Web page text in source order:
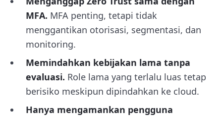
MFA. MFA penting, tetapi tidak
menggantikan otorisasi, segmentasi, dan
monitoring.
Memindahkan kebijakan lama tanpa
evaluasi. Role lama yang terlalu luas tetap
berisiko meskipun dipindahkan ke cloud.
Hanya mengamankan pengguna